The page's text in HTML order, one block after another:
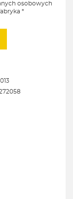
osobowych
*